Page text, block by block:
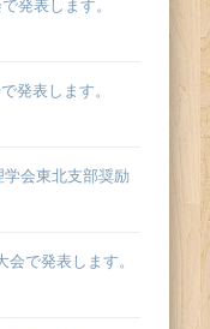
発表します。
発表します。
会東北支部奨励
で発表します。